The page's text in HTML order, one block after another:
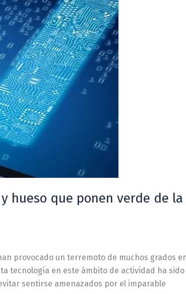
hueso que ponen verde de
provocado un terremoto de muchos grados
tecnología en este ámbito de actividad ha sido
sentirse amenazados por el imparable